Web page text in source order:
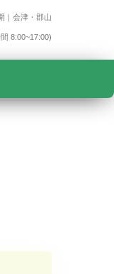
｜会津・郡山
8:00~17:00)